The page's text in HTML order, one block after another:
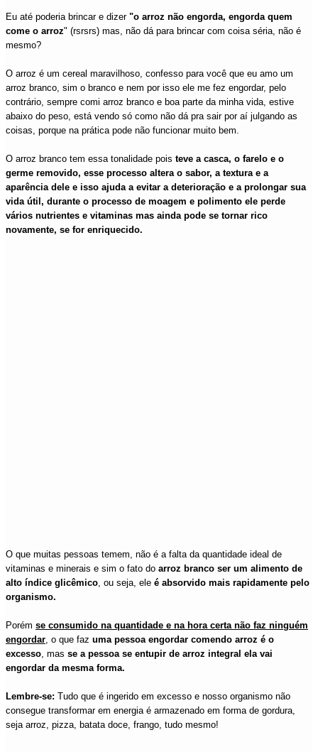
Eu até poderia brincar e dizer"o arroz não engorda, engorda quem
come o arroz" (rsrsrs) mas, não dá para brincar com coisa séria, não é
mesmo?
O arroz é um cereal maravilhoso, confesso para você que eu amo um
arroz branco, sim o branco e nem por isso ele me fez engordar, pelo
contrário, sempre comi arroz branco e boa parte da minha vida, estive
abaixo do peso, está vendo só como não dá pra sair por aí julgando as
coisas, porque na prática pode não funcionar muito bem.
O arroz branco tem essa tonalidade pois teve a casca, o farelo e o
germe removido, esse processo altera o sabor, a textura e a
aparência dele e isso ajuda a evitar a deterioração e a prolongar sua
vida útil, durante o processo de moagem e polimento ele perde
vários nutrientes e vitaminas mas ainda pode se tornar rico
novamente, se for enriquecido.
O que muitas pessoas temem, não é a falta da quantidade ideal de
vitaminas e minerais e sim o fato do arroz branco ser um alimento de
alto índice glicêmico, ou seja, ele é absorvido mais rapidamente pelo
organismo.
Porém se consumido na quantidade e na hora certa não faz ninguém
engordar, o que faz uma pessoa engordar comendo arroz é o
excesso, mas se a pessoa se entupir de arroz integral ela vai
engordar da mesma forma.
Lembre-se: Tudo que é ingerido em excesso e nosso organismo não
consegue transformar em energia é armazenado em forma de gordura,
seja arroz, pizza, batata doce, frango, tudo mesmo!